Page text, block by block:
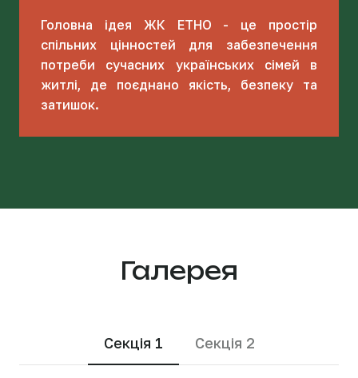
Головна ідея ЖК ЕТНО - це простір
спільних цінностей для забезпечення
потреби сучасних українських сімей в
житлі, де поєднано якість, безпеку та
затишок.
Галерея
Секція 1 Секція 2